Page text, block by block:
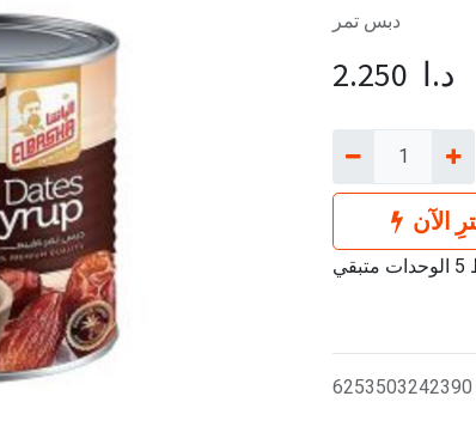
دبس تمر
2.250 د.ا
الآن
6253503242390